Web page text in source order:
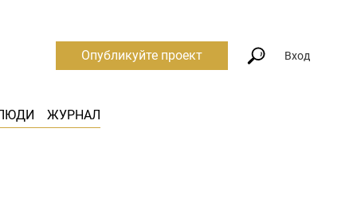
ЖУРНАЛ
Опубликуйте проект Вход